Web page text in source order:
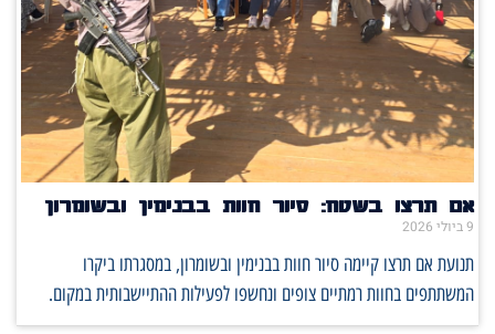
אם תרצו בשטח: סיור חוות בבנימין ובשומרון
9 ביולי 2026
תנועת אם תרצו קיימה סיור חוות בבנימין ובשומרון, במסגרתו ביקרו
המשתתפים בחוות רמתיים צופים ונחשפו לפעילות ההתיישבותית במקום.